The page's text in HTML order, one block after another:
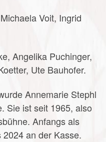
Voit, Ingrid
Angelika Puchinger,
Ute Bauhofer.
Annemarie Stephl
Sie ist seit 1965, also
Anfangs als
an der Kasse.